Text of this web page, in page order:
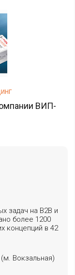
ВИП-
задач на B2B и
более 1200
концепций в 42
Вокзальная)